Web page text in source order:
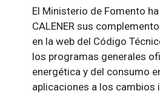
El Ministerio de Fomento
CALENER sus
en la web del Código
los programas generales
energética y del consumo
aplicaciones a los cambios